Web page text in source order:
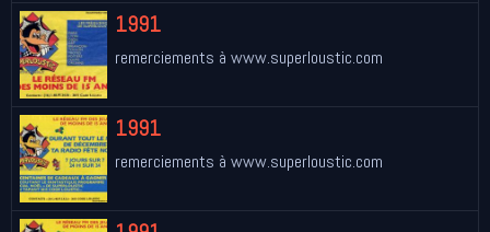
1991
remerciements à www.superloustic.com
1991
remerciements à www.superloustic.com